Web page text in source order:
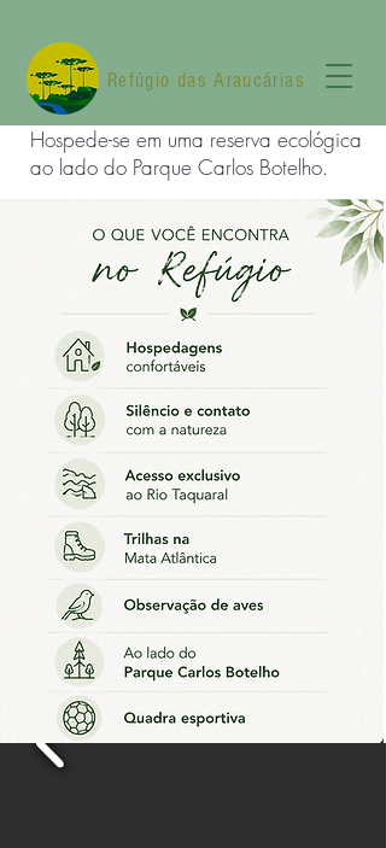
Refúgio das Araucárias
Hospede-se em uma reserva ecológica
ao lado do Parque Carlos Botelho.
Hospede-se em uma reserva ecológica ao
lado do Parque Carlos Botelho
Hospedagens confortáveis
Silêncio e contato com a natureza
Acesso exclusivo ao Rio Taquaral
Trilhas na Mata Atlântica
Observação de aves
Ao lado do Parque Carlos Botelho
Quadra esportiva
Estamos a 100 km de Sorocaba
Estamos a 200 km de São Paulo
Ao lado do Parque Carlos Botelho